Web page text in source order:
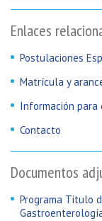
Enlaces
Postulaciones
Matrícula y
Información
Contacto
Documentos
Programa Título